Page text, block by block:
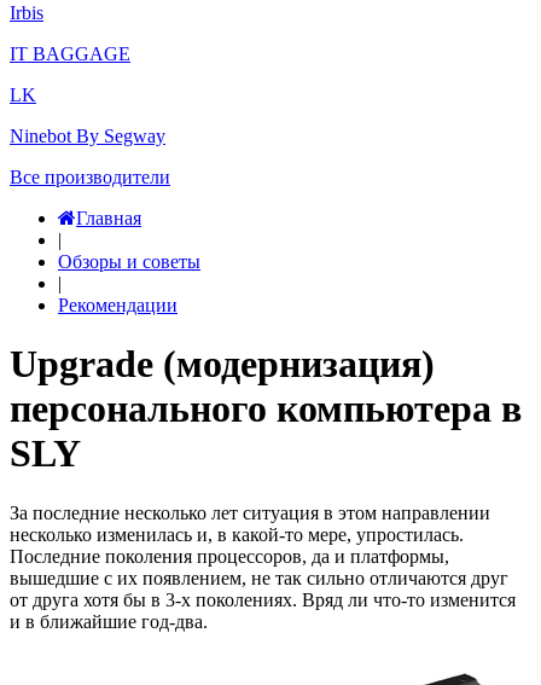
Irbis
IT BAGGAGE
LK
Ninebot By Segway
Все производители
Главная
|
Обзоры и советы
|
Рекомендации
Upgrade (модернизация)
персонального компьютера в
SLY
За последние несколько лет ситуация в этом направлении
несколько изменилась и, в какой-то мере, упростилась.
Последние поколения процессоров, да и платформы,
вышедшие с их появлением, не так сильно отличаются друг
от друга хотя бы в 3-х поколениях. Вряд ли что-то изменится
и в ближайшие год-два.